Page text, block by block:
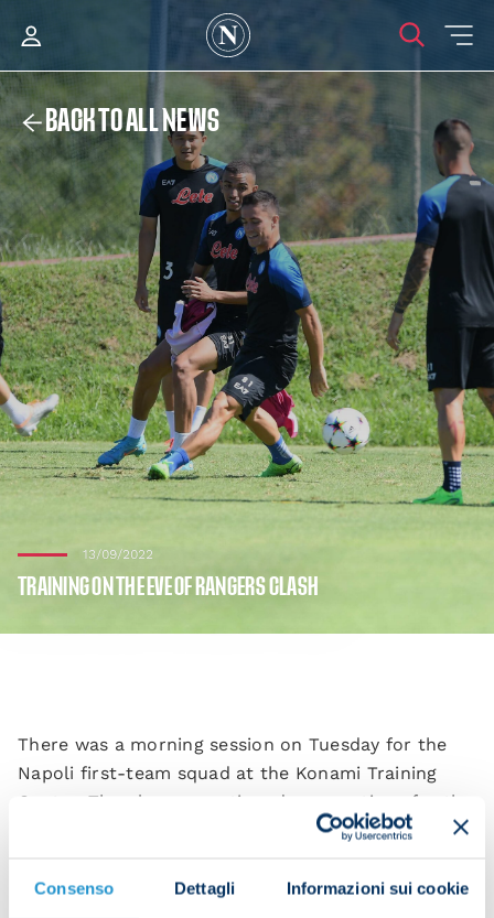
Consenso Dettagli Informazioni sui cookie
BACK TO ALL NEWS
13/09/2022
TRAINING ON THE EVE OF RANGERS CLASH
There was a morning session on Tuesday for the
Napoli first-team squad at the Konami Training
Centre. The players continued preparations for the
meeting with Rangers in Glasgow on Champions